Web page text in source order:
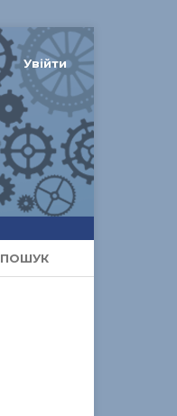
ПОШУК
Увійти